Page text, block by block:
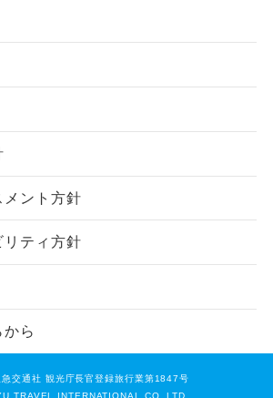
メント方針
リティ方針
ら
交通社 観光庁長官登録旅行業第1847号
TRAVEL INTERNATIONAL CO.,LTD